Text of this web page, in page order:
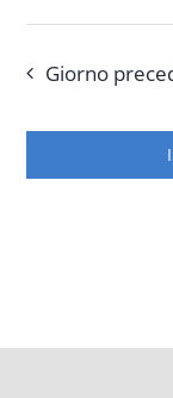
Giorno